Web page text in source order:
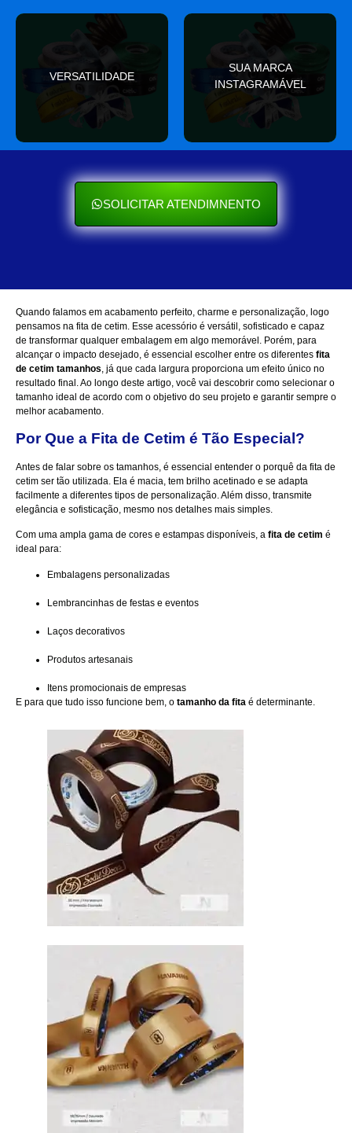
VERSATILIDADE
Se encaixa em qualquer
ocasião e sempre agrega
valor
SUA MARCA
INSTAGRAMÁVEL
Seu cliente ama mostrar
nas redes sociais
SOLICITAR ATENDIMNENTO
Quando falamos em acabamento perfeito, charme e personalização, logo
pensamos na fita de cetim. Esse acessório é versátil, sofisticado e capaz
de transformar qualquer embalagem em algo memorável. Porém, para
alcançar o impacto desejado, é essencial escolher entre os diferentes fita
de cetim tamanhos, já que cada largura proporciona um efeito único no
resultado final. Ao longo deste artigo, você vai descobrir como selecionar o
tamanho ideal de acordo com o objetivo do seu projeto e garantir sempre o
melhor acabamento.
Por Que a Fita de Cetim é Tão Especial?
Antes de falar sobre os tamanhos, é essencial entender o porquê da fita de
cetim ser tão utilizada. Ela é macia, tem brilho acetinado e se adapta
facilmente a diferentes tipos de personalização. Além disso, transmite
elegância e sofisticação, mesmo nos detalhes mais simples.
Com uma ampla gama de cores e estampas disponíveis, a fita de cetim é
ideal para:
Embalagens personalizadas
Lembrancinhas de festas e eventos
Laços decorativos
Produtos artesanais
Itens promocionais de empresas
E para que tudo isso funcione bem, o tamanho da fita é determinante.